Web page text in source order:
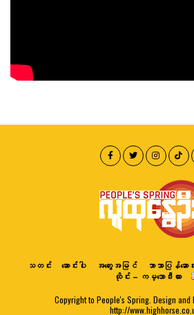
သတင်း ဆောင်းပါး အတွေးအမြင် ဘာသာပြန်ဆောင်
ထိုင်း – ကမ္ဘောဒီးယား
Copyright to People's Spring. Design and
http://